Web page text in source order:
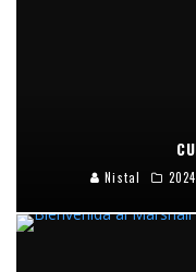
Nistal 2024